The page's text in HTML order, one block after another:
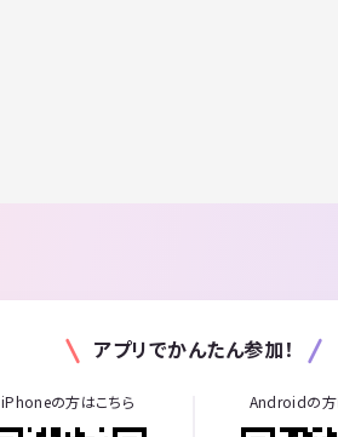
アプリでかんたん参加！
iPhoneの方はこちら Androidの方